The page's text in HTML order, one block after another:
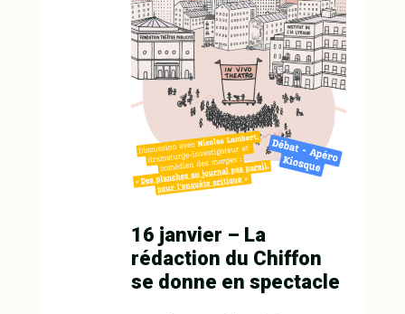
16 janvier – La
rédaction du Chiffon
se donne en spectacle